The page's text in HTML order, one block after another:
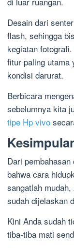
Desain dari
flash, sehingga
kegiatan
fitur paling utama
kondisi darurat.
Berbicara
sebelumnya kita
tipe Hp vivo
Dari
bahwa cara
sangatlah
sudah dijelaskan
Kini Anda sudah
tiba-tiba mati